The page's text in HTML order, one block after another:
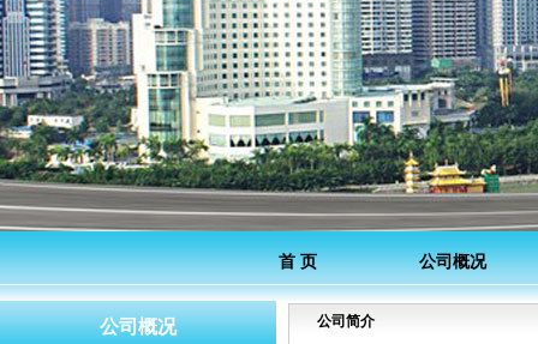
首 页 公司概况
公司概况 公司简介